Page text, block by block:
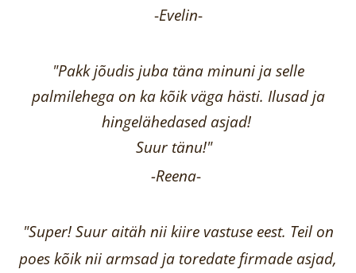
-Evelin-
"Pakk jõudis juba täna minuni ja selle
palmilehega on ka kõik väga hästi. Ilusad ja
hingelähedased asjad!
Suur tänu!"
-Reena-
"Super! Suur aitäh nii kiire vastuse eest. Teil on
poes kõik nii armsad ja toredate firmade asjad,